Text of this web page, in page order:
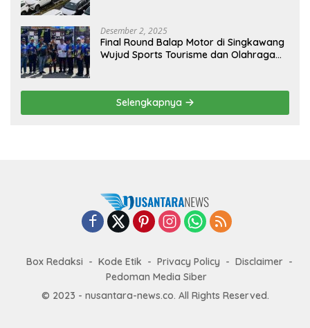
Desember 2, 2025
Final Round Balap Motor di Singkawang
Wujud Sports Tourisme dan Olahraga
Selengkapnya
Box Redaksi Kode Etik Privacy Policy
Disclaimer
Pedoman Media Siber
© 2023 - nusantara-news.co. All Rights Reserved.